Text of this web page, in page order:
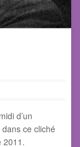
d’un
ce cliché
2011.